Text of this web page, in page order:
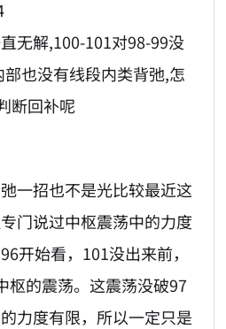
无解,100-101对98-99没
也没有线段内类背弛,怎
断回补呢
一招也不是光比较最近这
门说过中枢震荡中的力度
开始看，101没出来前，
枢的震荡。这震荡没破97
力度有限，所以一定只是